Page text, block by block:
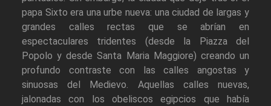
papa Sixto era una urbe nueva: una ciudad de largas y
grandes calles rectas que se abrían en
espectaculares tridentes (desde la Piazza del
Popolo y desde Santa Maria Maggiore) creando un
profundo contraste con las calles angostas y
sinuosas del Medievo. Aquellas calles nuevas,
jalonadas con los obeliscos egipcios que había